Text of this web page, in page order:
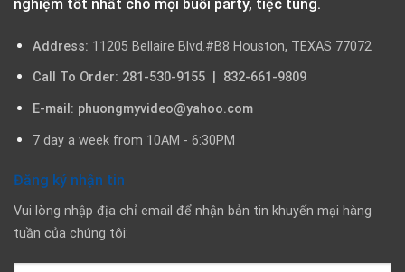
nghiệm tốt nhất cho mọi buổi party, tiệc tùng.
Address: 11205 Bellaire Blvd.#B8 Houston, TEXAS 77072
Call To Order: 281-530-9155 | 832-661-9809
E-mail: phuongmyvideo@yahoo.com
7 day a week from 10AM - 6:30PM
Đăng ký nhận tin
Vui lòng nhập địa chỉ email để nhận bản tin khuyến mại hàng
tuần của chúng tôi: